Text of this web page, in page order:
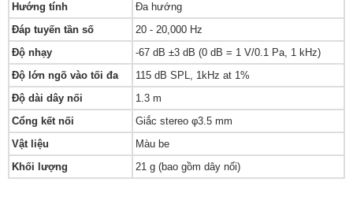
Hướng tính
Đa hướng
Đáp tuyến tần số
20 - 20,000 Hz
Độ nhạy
-67 dB ±3 dB (0 dB = 1 V/0.1 Pa, 1 kHz)
Độ lớn ngõ vào tối đa
115 dB SPL, 1kHz at 1%
Độ dài dây nối
1.3 m
Cổng kết nối
Giắc stereo φ3.5 mm
Vật liệu
Màu be
Khối lượng
21 g (bao gồm dây nối)